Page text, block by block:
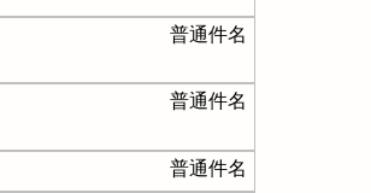
普通件名
普通件名
普通件名